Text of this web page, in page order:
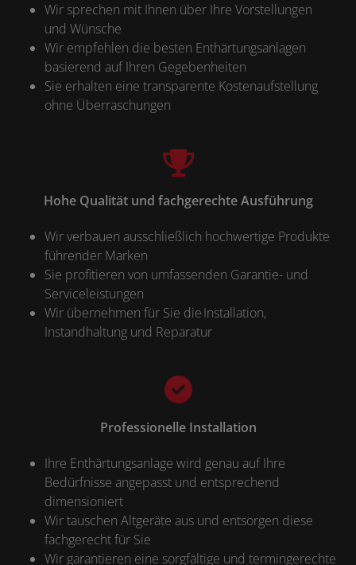
Wir sprechen mit Ihnen über Ihre Vorstellungen
und Wünsche
Wir empfehlen die besten Enthärtungsanlagen
basierend auf Ihren Gegebenheiten
Sie erhalten eine transparente Kostenaufstellung
ohne Überraschungen
Hohe Qualität und fachgerechte Ausführung
Wir verbauen ausschließlich hochwertige Produkte
führender Marken
Sie profitieren von umfassenden Garantie- und
Serviceleistungen
Wir übernehmen für Sie die Installation,
Instandhaltung und Reparatur
Professionelle Installation
Ihre Enthärtungsanlage wird genau auf Ihre
Bedürfnisse angepasst und entsprechend
dimensioniert
Wir tauschen Altgeräte aus und entsorgen diese
fachgerecht für Sie
Wir garantieren eine sorgfältige und termingerechte